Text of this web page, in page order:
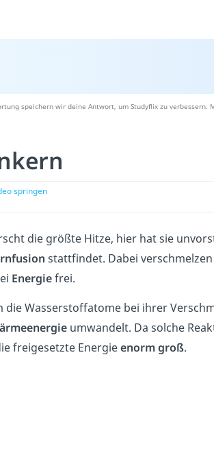
speichern wir deine Antwort, um Studyflix zu verbessern.
springen
die größte Hitze, hier hat sie
stattfindet. Dabei
Energiefrei.
Wasserstoffatome bei ihrer
umwandelt. Da solche
freigesetzte Energieenorm groß.